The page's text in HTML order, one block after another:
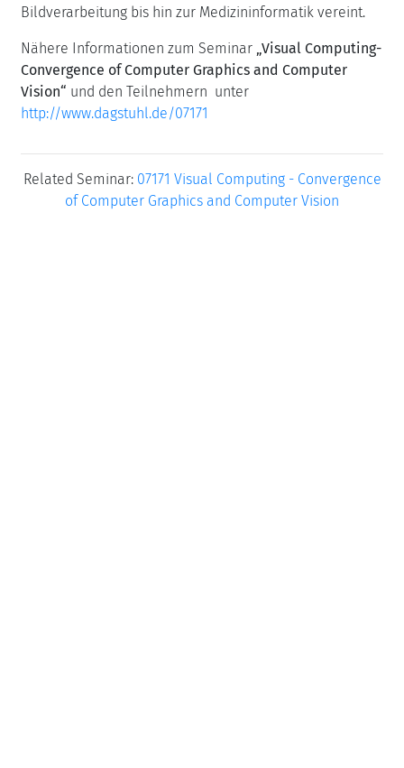
Bildverarbeitung bis hin zur Medizininformatik vereint.
Nähere Informationen zum Seminar „Visual Computing-
Convergence of Computer Graphics and Computer
Vision“ und den Teilnehmern unter
http://www.dagstuhl.de/07171
Related Seminar: 07171 Visual Computing - Convergence
of Computer Graphics and Computer Vision